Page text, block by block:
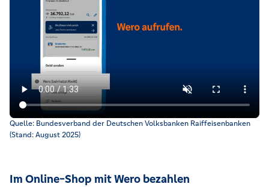
Erklärvideo, wie Sie mit Wero in der VR Banking App Geld
Quelle: Bundesverband der Deutschen Volksbanken Raiffeisenbanken
(Stand: August 2025)
Im Online-Shop mit Wero bezahlen